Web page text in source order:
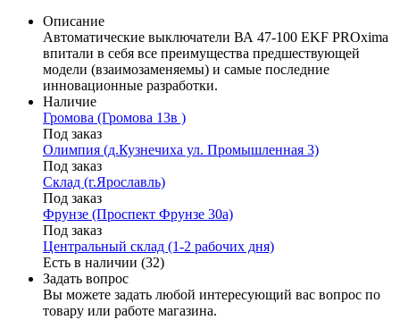
Описание
Автоматические выключатели ВА 47-100 EKF PROxima
впитали в себя все преимущества предшествующей
модели (взаимозаменяемы) и самые последние
инновационные разработки.
Наличие
Громова (Громова 13в )
Под заказ
Олимпия (д.Кузнечиха ул. Промышленная 3)
Под заказ
Склад (г.Ярославль)
Под заказ
Фрунзе (Проспект Фрунзе 30а)
Под заказ
Центральный склад (1-2 рабочих дня)
Есть в наличии (32)
Задать вопрос
Вы можете задать любой интересующий вас вопрос по
товару или работе магазина.